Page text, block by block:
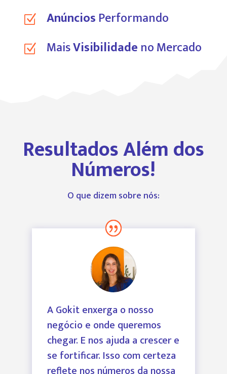
Z Anúncios Performando
Z MaisVisibilidade no Mercado
Resultados Além dos
Números!
O que dizem sobre nós:
A Gokit enxerga o nosso
negócio e onde queremos
chegar. E nos ajuda a crescer e
se fortificar. Isso com certeza